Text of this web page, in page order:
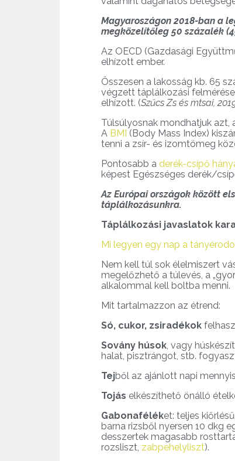
Magyaroszágon 2018-ban a
megközelítőleg 50 százalék
Az OECD (Gazdasági
elhízott ember.
Összesen a lakosság kb. 65
végzett táplálkozási
elhízott. (Szűcs Zs és mtsai,
Túlsúlyosnak mondhatjuk azt,
A BMI (Body Mass Index)
tenni a zsír- és izomtömeg
Pontosabb a derék-csípő
képest Egészséges derék/
Az Európai országok között
táplálkozásunkra.
Táplálkozási javaslatok
Mi legyen egy nap a
Nem kell túl sok élelmiszert
megelőzhető a túlevés, a
alkalommal kell boltba menni.
Mit tartalmazzon az étrend:
Só, cukor, zsiradékok
Sovány húsok, vagy
halat, pisztrángot, stb.
Tejből az ajánlott napi
Tojás elkészíthető önálló
Gabonaféléket: teljes
barna rizsből nyersen 10 dkg
desszertek magasabb
rozsliszt, zabpehelyliszt).